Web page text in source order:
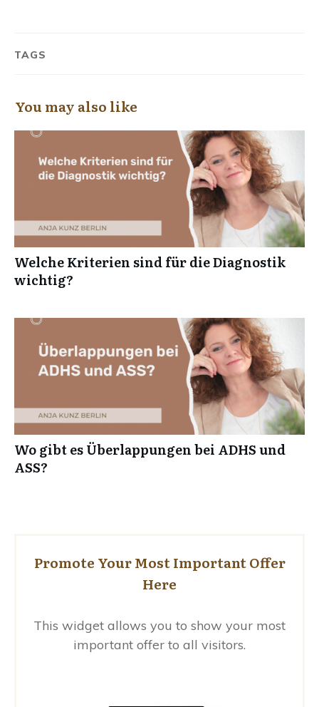
TAGS
You may also like
Welche Kriterien sind für die Diagnostik
wichtig?
Wo gibt es Überlappungen bei ADHS und
ASS?
Promote Your Most Important Offer
Here
This widget allows you to show your most
important offer to all visitors.